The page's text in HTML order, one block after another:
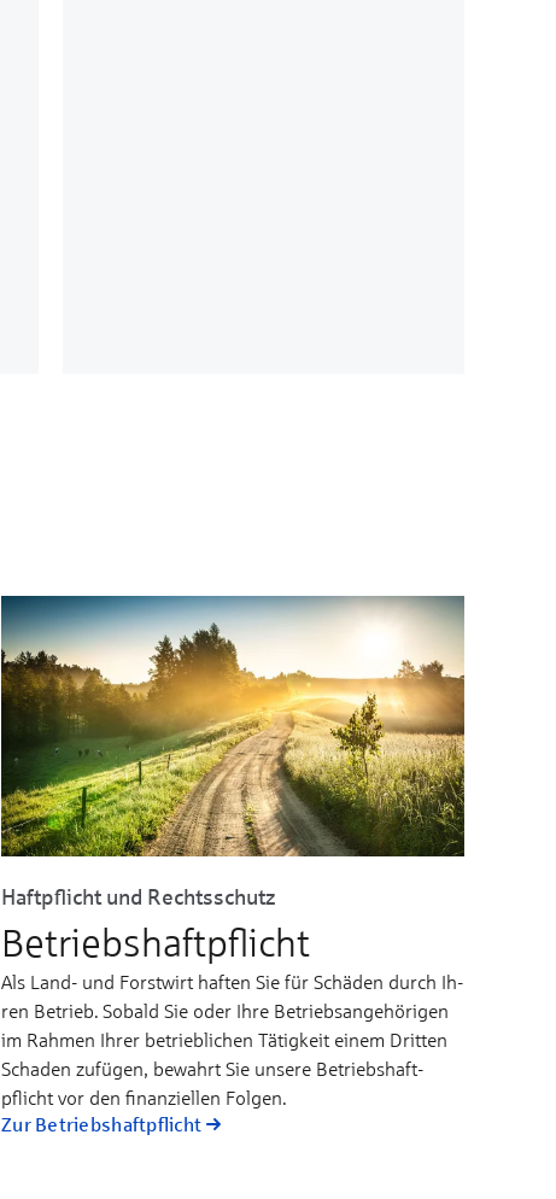
Haftpflicht und Rechtsschutz
Betriebshaftpflicht
Als Land- und Forst­wirt haf­ten Sie für Schä­den durch Ih­
ren Be­trieb. So­bald Sie oder Ih­re Be­triebs­­an­ge­hö­ri­gen
im Rah­men Ih­rer be­­trieb­­li­chen Tä­tig­keit ei­nem Drit­ten
Scha­den zu­fü­gen, be­wahrt Sie un­se­re Be­triebs­­haft­
pflicht vor den fi­nan­ziel­len Fol­gen.
Zur Betriebshaftpflicht